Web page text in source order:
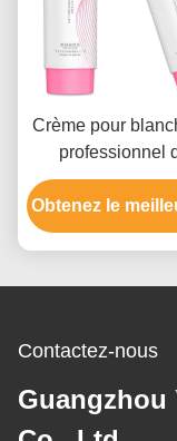
Crème pour
professionnel
cheveux pour
femmes jusqu'à 9
Obtenez le
Contactez-nous
Guangzhou